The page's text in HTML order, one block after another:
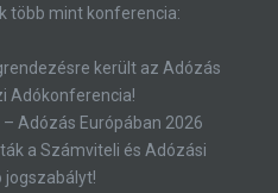
több mint konferencia:
került az Adózás
Adókonferencia!
Adózás Európában 2026
a Számviteli és Adózási
jogszabályt!